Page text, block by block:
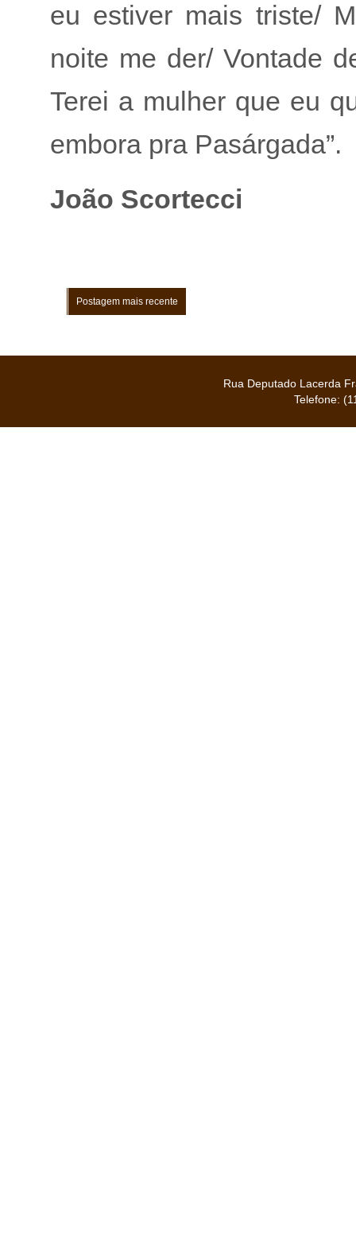
eu estiver mais triste/
noite me der/ Vontade
Terei a mulher que eu
embora pra Pasárgada”.
João Scortecci
Postagem mais recente
Rua Deputado Lacerda
Telefone: